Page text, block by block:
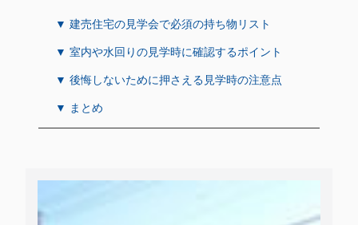
▼ 建売住宅の見学会で必須の持ち物リスト
▼ 室内や水回りの見学時に確認するポイント
▼ 後悔しないために押さえる見学時の注意点
▼ まとめ